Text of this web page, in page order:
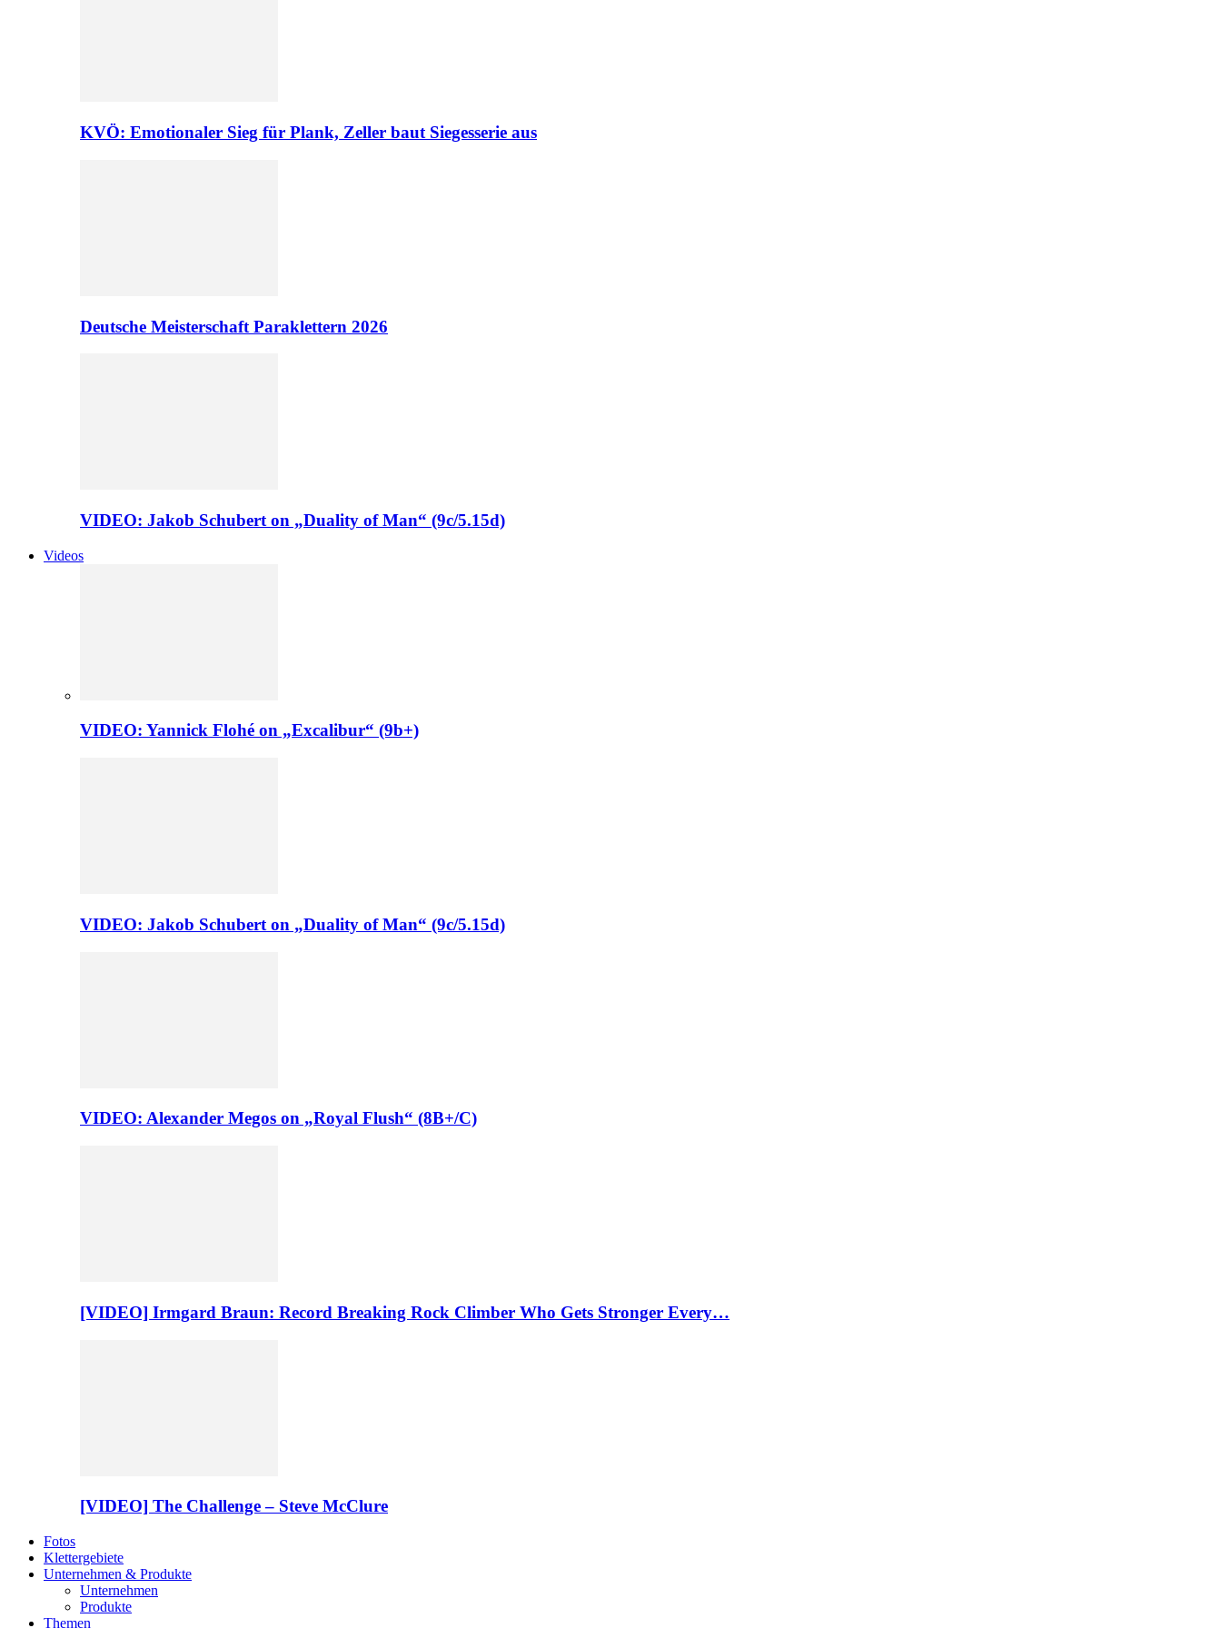
KVÖ: Emotionaler Sieg für Plank, Zeller baut Siegesserie aus
Deutsche Meisterschaft Paraklettern 2026
VIDEO: Jakob Schubert on „Duality of Man“ (9c/5.15d)
Videos
VIDEO: Yannick Flohé on „Excalibur“ (9b+)
VIDEO: Jakob Schubert on „Duality of Man“ (9c/5.15d)
VIDEO: Alexander Megos on „Royal Flush“ (8B+/C)
[VIDEO] Irmgard Braun: Record Breaking Rock Climber Who Gets Stronger Every…
[VIDEO] The Challenge – Steve McClure
Fotos
Klettergebiete
Unternehmen & Produkte
Unternehmen
Produkte
Themen